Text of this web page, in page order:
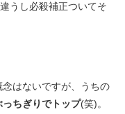
うし必殺補正ついてそ
はないですが、うちの
ちぎりでトップ(笑)。